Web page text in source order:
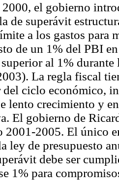
2000, el gobierno
de superávit
a los gastos para
de un 1% del PBI
al 1% durante
La regla fiscal
del ciclo económico,
lento crecimiento y
El gobierno de
2001-2005. El único
ley de presupuesto
debe ser
1% para